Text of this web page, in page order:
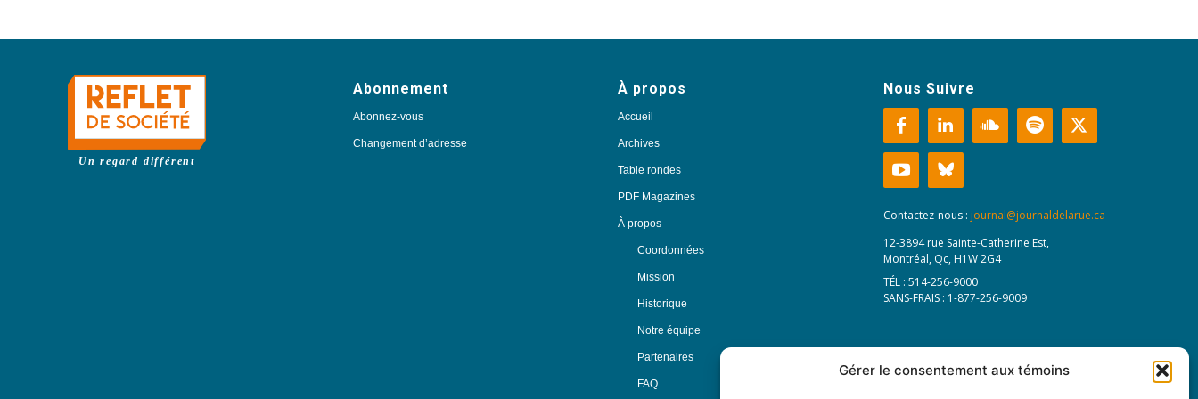
Gérer le consentement aux témoins
Un regard différent
Abonnement
Abonnez-vous
Changement d’adresse
À propos
Accueil
Archives
Table rondes
PDF Magazines
À propos
Coordonnées
Mission
Historique
Notre équipe
Partenaires
FAQ
Nous Suivre
Contactez-nous : journal@journaldelarue.ca
12-3894 rue Sainte-Catherine Est,
Montréal, Qc, H1W 2G4
TÉL : 514-256-9000
SANS-FRAIS : 1-877-256-9009